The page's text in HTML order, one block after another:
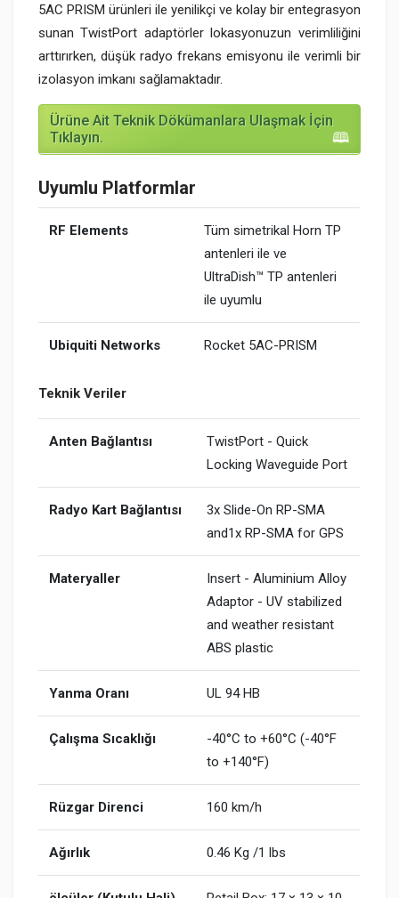
5AC PRISM ürünleri ile yenilikçi ve kolay bir entegrasyon
sunan TwistPort adaptörler lokasyonuzun verimliliğini
arttırırken, düşük radyo frekans emisyonu ile verimli bir
izolasyon imkanı sağlamaktadır.
Ürüne Ait Teknik Dökümanlara Ulaşmak İçin
Tıklayın.
Uyumlu Platformlar
RF Elements
Tüm simetrikal Horn TP
antenleri ile ve
UltraDish™ TP antenleri
ile uyumlu
Ubiquiti Networks Rocket 5AC-PRISM
Teknik Veriler
Anten Bağlantısı
TwistPort - Quick
Locking Waveguide Port
Radyo Kart Bağlantısı
3x Slide-On RP-SMA
and1x RP-SMA for GPS
Materyaller
Insert - Aluminium Alloy
Adaptor - UV stabilized
and weather resistant
ABS plastic
Yanma Oranı UL 94 HB
Çalışma Sıcaklığı
-40°C to +60°C (-40°F
to +140°F)
Rüzgar Direnci 160 km/h
Ağırlık 0.46 Kg /1 lbs